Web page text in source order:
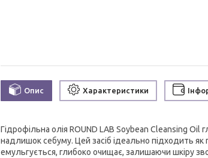
Опис Характеристики
Гідрофільна олія ROUND LAB Soybean Cleansing
надлишок себуму. Цей засіб ідеально підходить як
емульгується, глибоко очищає, залишаючи шкіру